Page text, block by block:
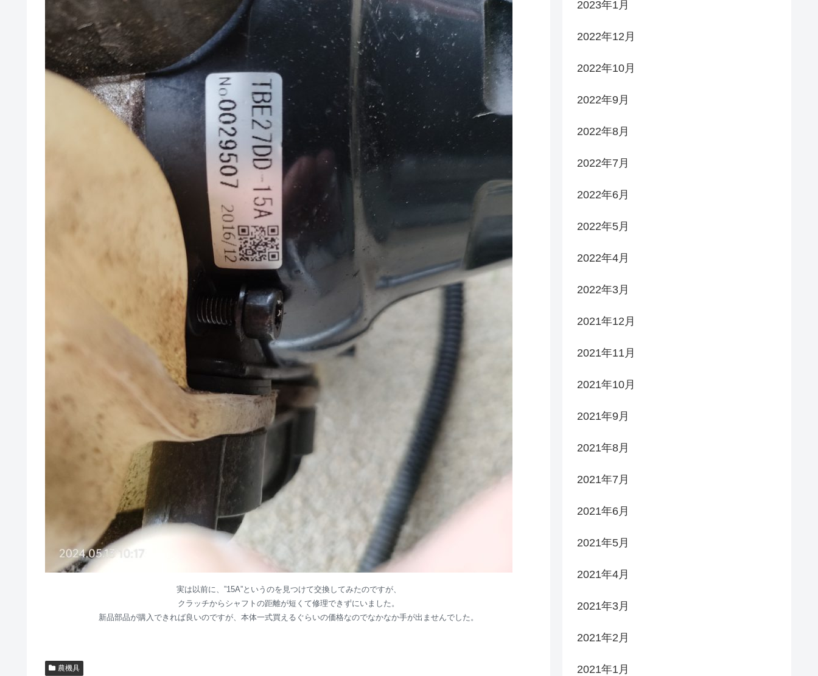
実は以前に、”15A”というのを見つけて交換してみたのですが、
クラッチからシャフトの距離が短くて修理できずにいました。
新品部品が購入できれば良いのですが、本体一式買えるぐらいの価格なのでなかなか手が出ませんでした。
農機具
2023年1月
2022年12月
2022年10月
2022年9月
2022年8月
2022年7月
2022年6月
2022年5月
2022年4月
2022年3月
2021年12月
2021年11月
2021年10月
2021年9月
2021年8月
2021年7月
2021年6月
2021年5月
2021年4月
2021年3月
2021年2月
2021年1月